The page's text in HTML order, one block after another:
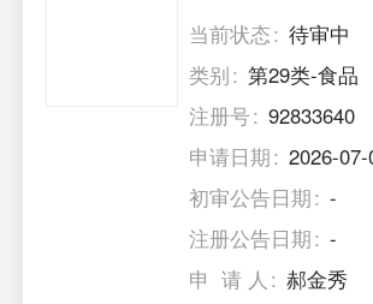
当前状态
待审中
类别
第29类-食品
注册号
92833640
申请日期
2026-
初审公告日期
-
注册公告日期
-
申 请 人
郝金秀